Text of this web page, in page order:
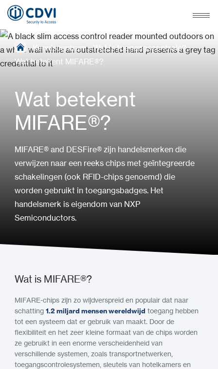
›Kenniscentrum›Wat is toegangscontrole?›
Wat betekent MIFARE®?
Wat betekent
MIFARE®?
MIFARE® and DESFire® zijn handelsmerken die
verwijzen naar een reeks chips met geïntegreerde
schakelingen (ook RFID-chips genoemd) die
worden gebruikt in toegangsbadges. Het
handelsmerk is eigendom van NXP
Semiconductors.
Wat is MIFARE®?
MIFARE-chips zijn zo wijdverspreid en populair dat naar
schatting 1.2 miljard mensen wereldwijd toegang hebben
tot een systeem dat er gebruik van maakt. Door de
flexibiliteit en het zeer kleine formaat van de chips worden
ze gebruikt in een enorme verscheidenheid van
verschillende systemen, zoals transportnetwerken,
toegangscontrolesystemen, sleutels van hotelkamers en